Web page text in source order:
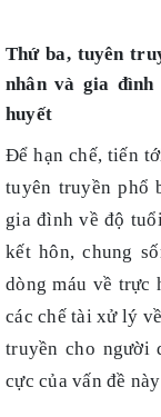
Thứ ba, tuyên
nhân và gia đình
huyết
Để hạn chế, tiến
tuyên truyền phổ
gia đình về độ
kết hôn, chung
dòng máu về trực
các chế tài xử lý
truyền cho người
cực của vấn đề